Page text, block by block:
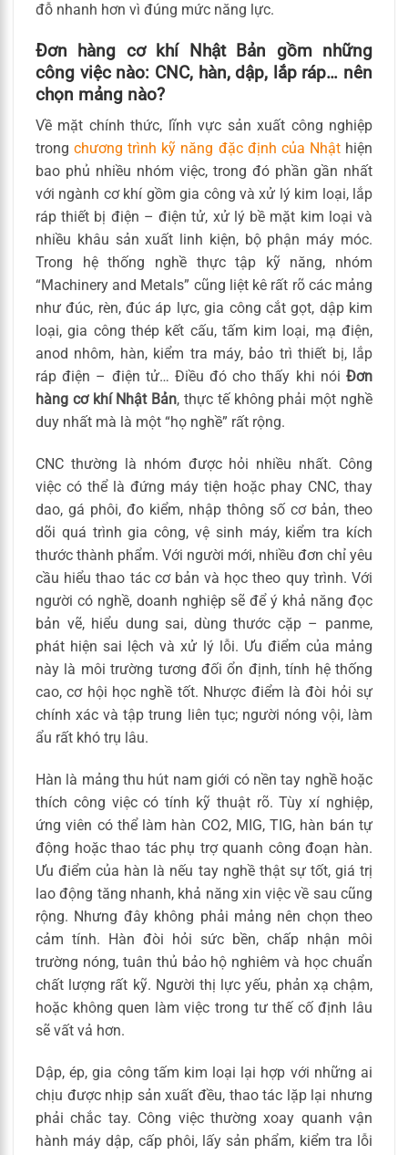
đỗ nhanh hơn vì đúng mức năng lực.
Đơn hàng cơ khí Nhật Bản gồm những
công việc nào: CNC, hàn, dập, lắp ráp… nên
chọn mảng nào?
Về mặt chính thức, lĩnh vực sản xuất công nghiệp
trongchương trình kỹ năng đặc định của Nhậthiện
bao phủ nhiều nhóm việc, trong đó phần gần nhất
với ngành cơ khí gồm gia công và xử lý kim loại, lắp
ráp thiết bị điện – điện tử, xử lý bề mặt kim loại và
nhiều khâu sản xuất linh kiện, bộ phận máy móc.
Trong hệ thống nghề thực tập kỹ năng, nhóm
“Machinery and Metals” cũng liệt kê rất rõ các mảng
như đúc, rèn, đúc áp lực, gia công cắt gọt, dập kim
loại, gia công thép kết cấu, tấm kim loại, mạ điện,
anod nhôm, hàn, kiểm tra máy, bảo trì thiết bị, lắp
ráp điện – điện tử… Điều đó cho thấy khi nói Đơn
hàng cơ khí Nhật Bản, thực tế không phải một nghề
duy nhất mà là một “họ nghề” rất rộng.
CNC thường là nhóm được hỏi nhiều nhất. Công
việc có thể là đứng máy tiện hoặc phay CNC, thay
dao, gá phôi, đo kiểm, nhập thông số cơ bản, theo
dõi quá trình gia công, vệ sinh máy, kiểm tra kích
thước thành phẩm. Với người mới, nhiều đơn chỉ yêu
cầu hiểu thao tác cơ bản và học theo quy trình. Với
người có nghề, doanh nghiệp sẽ để ý khả năng đọc
bản vẽ, hiểu dung sai, dùng thước cặp – panme,
phát hiện sai lệch và xử lý lỗi. Ưu điểm của mảng
này là môi trường tương đối ổn định, tính hệ thống
cao, cơ hội học nghề tốt. Nhược điểm là đòi hỏi sự
chính xác và tập trung liên tục; người nóng vội, làm
ẩu rất khó trụ lâu.
Hàn là mảng thu hút nam giới có nền tay nghề hoặc
thích công việc có tính kỹ thuật rõ. Tùy xí nghiệp,
ứng viên có thể làm hàn CO2, MIG, TIG, hàn bán tự
động hoặc thao tác phụ trợ quanh công đoạn hàn.
Ưu điểm của hàn là nếu tay nghề thật sự tốt, giá trị
lao động tăng nhanh, khả năng xin việc về sau cũng
rộng. Nhưng đây không phải mảng nên chọn theo
cảm tính. Hàn đòi hỏi sức bền, chấp nhận môi
trường nóng, tuân thủ bảo hộ nghiêm và học chuẩn
chất lượng rất kỹ. Người thị lực yếu, phản xạ chậm,
hoặc không quen làm việc trong tư thế cố định lâu
sẽ vất vả hơn.
Dập, ép, gia công tấm kim loại lại hợp với những ai
chịu được nhịp sản xuất đều, thao tác lặp lại nhưng
phải chắc tay. Công việc thường xoay quanh vận
hành máy dập, cấp phôi, lấy sản phẩm, kiểm tra lỗi